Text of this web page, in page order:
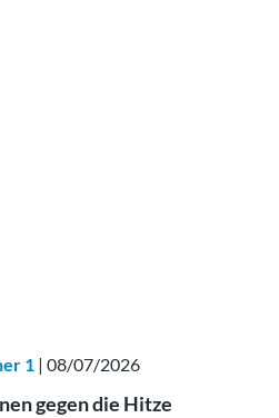
1 | 08/07/2026
gegen die Hitze